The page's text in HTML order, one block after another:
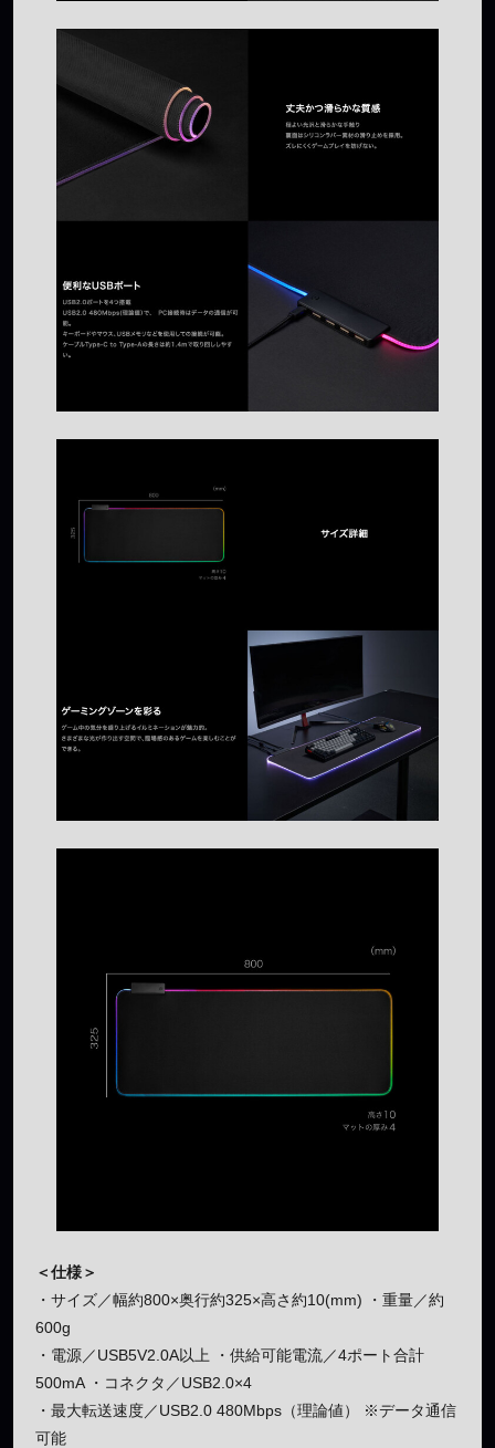
＜仕様＞
・サイズ／幅約800×奥行約325×高さ約10(mm) ・重量／約
600g
・電源／USB5V2.0A以上 ・供給可能電流／4ポート合計
500mA ・コネクタ／USB2.0×4
・最大転送速度／USB2.0 480Mbps（理論値） ※データ通信
可能